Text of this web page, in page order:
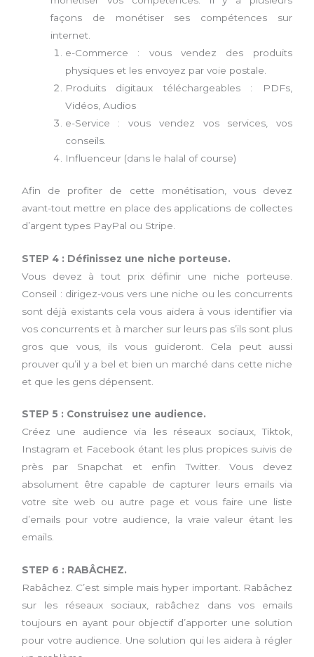
façons de monétiser ses compétences sur
internet.
e-Commerce : vous vendez des produits
physiques et les envoyez par voie postale.
Produits digitaux téléchargeables : PDFs,
Vidéos, Audios
e-Service : vous vendez vos services, vos
conseils.
Influenceur (dans le halal of course)
Afin de profiter de cette monétisation, vous devez
avant-tout mettre en place des applications de collectes
d’argent types PayPal ou Stripe.
STEP 4 : Définissez une niche porteuse.
Vous devez à tout prix définir une niche porteuse.
Conseil : dirigez-vous vers une niche ou les concurrents
sont déjà existants cela vous aidera à vous identifier via
vos concurrents et à marcher sur leurs pas s’ils sont plus
gros que vous, ils vous guideront. Cela peut aussi
prouver qu’il y a bel et bien un marché dans cette niche
et que les gens dépensent.
STEP 5 : Construisez une audience.
Créez une audience via les réseaux sociaux, Tiktok,
Instagram et Facebook étant les plus propices suivis de
près par Snapchat et enfin Twitter. Vous devez
absolument être capable de capturer leurs emails via
votre site web ou autre page et vous faire une liste
d’emails pour votre audience, la vraie valeur étant les
emails.
STEP 6 : RABÂCHEZ.
Rabâchez. C’est simple mais hyper important. Rabâchez
sur les réseaux sociaux, rabâchez dans vos emails
toujours en ayant pour objectif d’apporter une solution
pour votre audience. Une solution qui les aidera à régler